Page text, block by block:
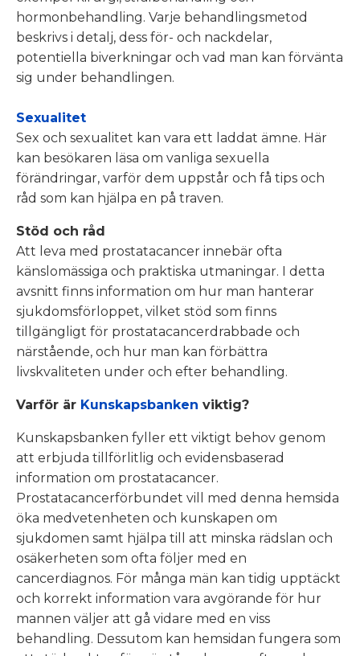
hormonbehandling. Varje behandlingsmetod
beskrivs i detalj, dess för- och nackdelar,
potentiella biverkningar och vad man kan förvänta
sig under behandlingen.
Sexualitet
Sex och sexualitet kan vara ett laddat ämne. Här
kan besökaren läsa om vanliga sexuella
förändringar, varför dem uppstår och få tips och
råd som kan hjälpa en på traven.
Stöd och råd
Att leva med prostatacancer innebär ofta
känslomässiga och praktiska utmaningar. I detta
avsnitt finns information om hur man hanterar
sjukdomsförloppet, vilket stöd som finns
tillgängligt för prostatacancerdrabbade och
närstående, och hur man kan förbättra
livskvaliteten under och efter behandling.
Varför är Kunskapsbanken viktig?
Kunskapsbanken fyller ett viktigt behov genom
att erbjuda tillförlitlig och evidensbaserad
information om prostatacancer.
Prostatacancerförbundet vill med denna hemsida
öka medvetenheten och kunskapen om
sjukdomen samt hjälpa till att minska rädslan och
osäkerheten som ofta följer med en
cancerdiagnos. För många män kan tidig upptäckt
och korrekt information vara avgörande för hur
mannen väljer att gå vidare med en viss
behandling. Dessutom kan hemsidan fungera som